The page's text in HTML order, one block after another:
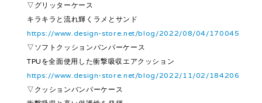
▽グリッターケース
キラキラと流れ輝くラメとサンド
https://www.design-store.net/blog/2022/08/04/170045
▽ソフトクッションバンパーケース
TPUを全面使用した衝撃吸収エアクッション
https://www.design-store.net/blog/2022/11/02/184206
▽クッションバンパーケース